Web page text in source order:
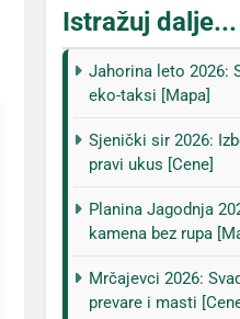
Istražuj dalje...
Jahorina leto 2026:
eko-taksi [Mapa]
Sjenički sir 2026:
pravi ukus [Cene]
Planina Jagodnja
kamena bez rupa
Mrčajevci 2026:
prevare i masti